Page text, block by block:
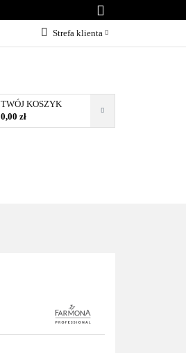
Strefa klienta
Dodaj zgłoszenie
Zgody cookies
TWÓJ KOSZYK
0,00 zł